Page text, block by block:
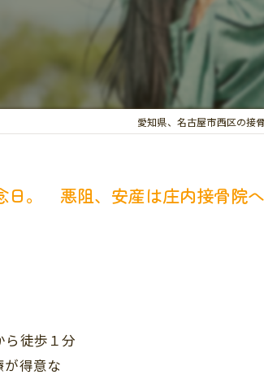
交通事故
お悩み別の
愛知県、名古屋市西区の接
日。 悪阻、安産は庄内接骨院へ
ら徒歩１分
が得意な